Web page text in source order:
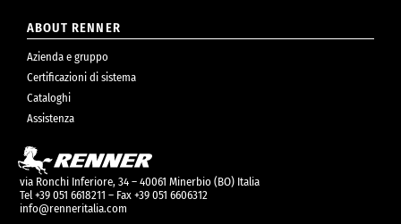
ABOUT RENNER
Azienda e gruppo
Certificazioni di sistema
Cataloghi
Assistenza
via Ronchi Inferiore, 34 – 40061 Minerbio (BO) Italia
Tel +39 051 6618211 – Fax +39 051 6606312
info@renneritalia.com